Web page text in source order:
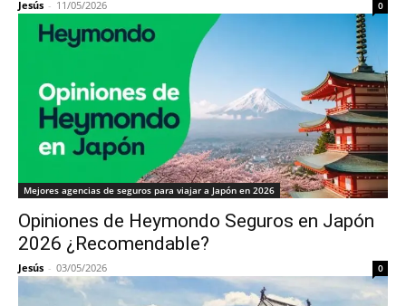
Jesús - 11/05/2026 0
Mejores agencias de seguros para viajar a Japón en 2026
Opiniones de Heymondo Seguros en Japón
2026 ¿Recomendable?
Jesús - 03/05/2026 0